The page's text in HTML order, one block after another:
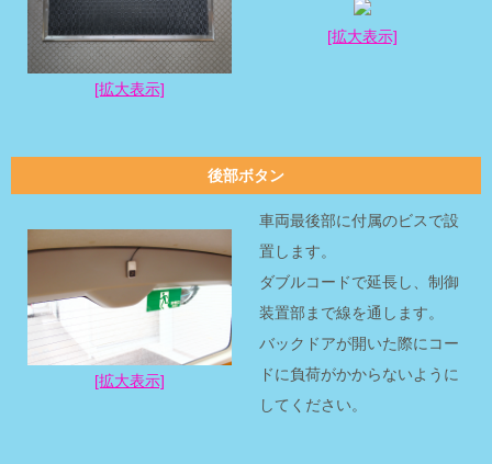
[拡大表示]
[拡大表示]
後部ボタン
[拡大表示]
車両最後部に付属のビスで設
置します。
ダブルコードで延長し、制御
装置部まで線を通します。
バックドアが開いた際にコー
ドに負荷がかからないように
してください。